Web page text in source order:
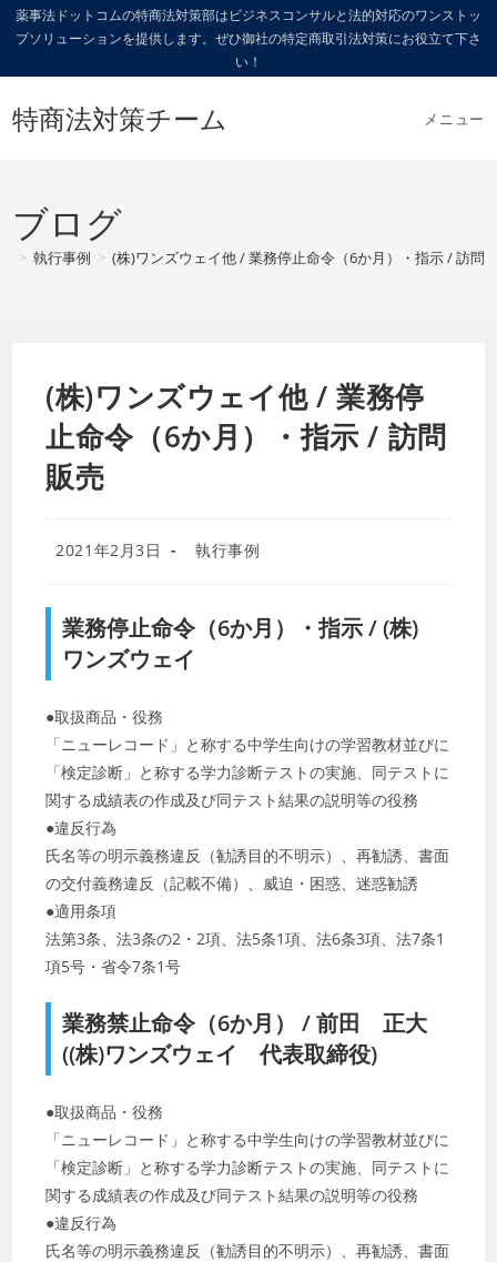
ツ
薬事法ドットコムの特商法対策部はビジネスコンサルと法的対応のワンストッ
プソリューションを提供します。ぜひ御社の特定商取引法対策にお役立て下さ
い！
特商法対策チーム メニュー
ブログ
> 執行事例 > (株)ワンズウェイ他 / 業務停止命令（6か月）・指示 / 訪問
(株)ワンズウェイ他 / 業務停
止命令（6か月）・指示 / 訪問
販売
投
開
日:
2021年2月3日
投
ゴ
リ
ー:
執行事例
業務停止命令（6か月）・指示 / (株)
ワンズウェイ
●取扱商品・役務
「ニューレコード」と称する中学生向けの学習教材並びに
「検定診断」と称する学力診断テストの実施、同テストに
関する成績表の作成及び同テスト結果の説明等の役務
●違反行為
氏名等の明示義務違反（勧誘目的不明示）、再勧誘、書面
の交付義務違反（記載不備）、威迫・困惑、迷惑勧誘
●適用条項
法第3条、法3条の2・2項、法5条1項、法6条3項、法7条1
項5号・省令7条1号
業務禁止命令（6か月） / 前田 正大
((株)ワンズウェイ 代表取締役)
●取扱商品・役務
「ニューレコード」と称する中学生向けの学習教材並びに
「検定診断」と称する学力診断テストの実施、同テストに
関する成績表の作成及び同テスト結果の説明等の役務
●違反行為
氏名等の明示義務違反（勧誘目的不明示）、再勧誘、書面